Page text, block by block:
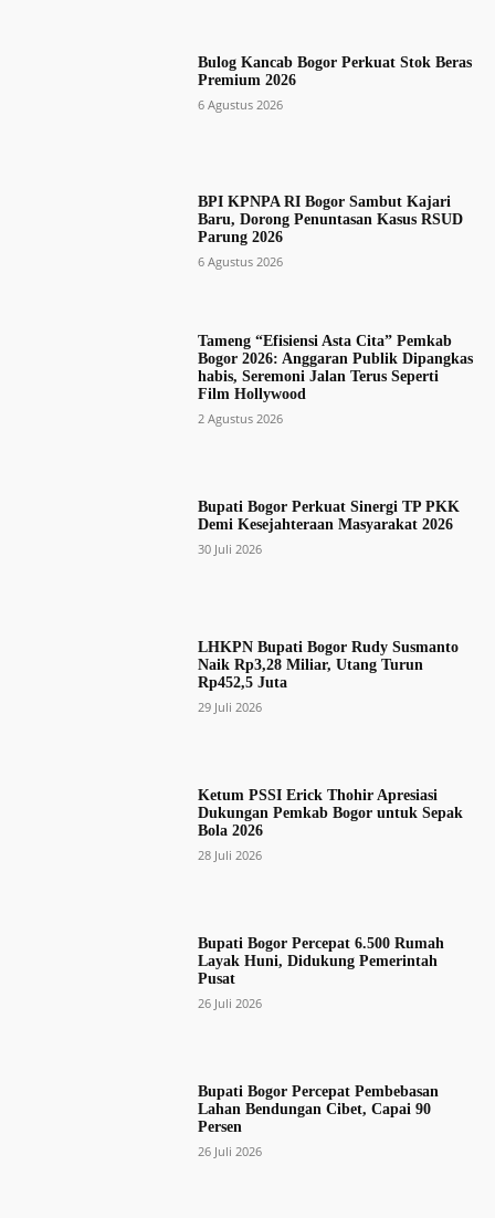
Bulog Kancab Bogor Perkuat Stok Beras
Premium 2026
6 Agustus 2026
BPI KPNPA RI Bogor Sambut Kajari
Baru, Dorong Penuntasan Kasus RSUD
Parung 2026
6 Agustus 2026
Tameng “Efisiensi Asta Cita” Pemkab
Bogor 2026: Anggaran Publik Dipangkas
habis, Seremoni Jalan Terus Seperti
Film Hollywood
2 Agustus 2026
Bupati Bogor Perkuat Sinergi TP PKK
Demi Kesejahteraan Masyarakat 2026
30 Juli 2026
LHKPN Bupati Bogor Rudy Susmanto
Naik Rp3,28 Miliar, Utang Turun
Rp452,5 Juta
29 Juli 2026
Ketum PSSI Erick Thohir Apresiasi
Dukungan Pemkab Bogor untuk Sepak
Bola 2026
28 Juli 2026
Bupati Bogor Percepat 6.500 Rumah
Layak Huni, Didukung Pemerintah
Pusat
26 Juli 2026
Bupati Bogor Percepat Pembebasan
Lahan Bendungan Cibet, Capai 90
Persen
26 Juli 2026